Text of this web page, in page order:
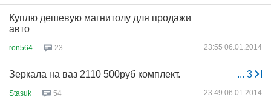
Куплю дешевую магнитолу для продажи
авто
ron564 23 23:55 06.01.2014
... 3
Зеркала на ваз 2110 500руб комплект.
Stasuk 54 23:49 06.01.2014